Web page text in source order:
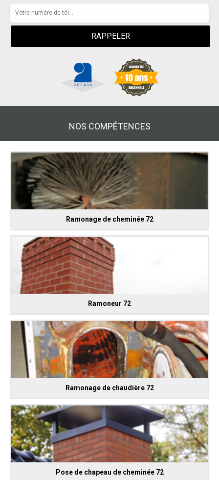
NOS COMPÉTENCES
Ramonage de cheminée 72
Ramoneur 72
Ramonage de chaudière 72
Pose de chapeau de cheminée 72